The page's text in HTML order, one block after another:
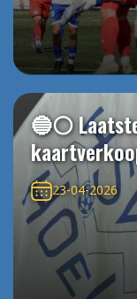
🔵⚪️
23-04-2026